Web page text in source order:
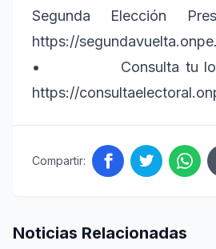
Segunda Elección
https://
• Consulta tu local
https://
Compartir:
Noticias Relacionadas